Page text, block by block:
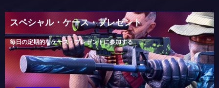
スペシャル・ケース・プレゼント
毎日の定期的なケース・プレゼントに参加する